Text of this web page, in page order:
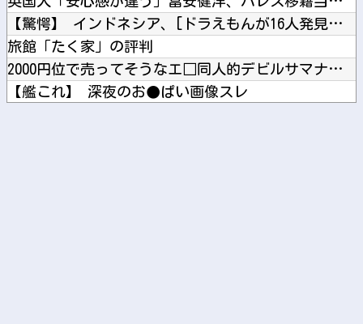
【驚愕】 インドネシア、[ドラえもんが16人発見されるｗｗｗ...
旅館「たく家」の評判
2000円位で売ってそうなエ□同人的デビルサマナー 第2話
【艦これ】 深夜のお●ぱい画像スレ